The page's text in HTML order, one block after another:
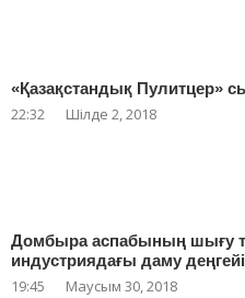
«Қазақстандық Пулитцер»
22:32 Шілде 2, 2018
Домбыра аспабының шығу
индустриядағы даму деңгейі
19:45 Маусым 30, 2018